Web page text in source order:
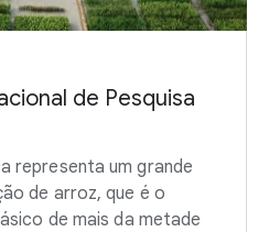
de Pesquisa
representa um grande
de arroz, que é o
de mais da metade